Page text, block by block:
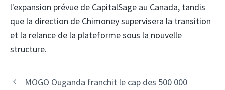
l'expansion prévue de CapitalSage au Canada, tandis
que la direction de Chimoney supervisera la transition
et la relance de la plateforme sous la nouvelle
structure.
Navigation
MOGO Ouganda franchit le cap des 500 000